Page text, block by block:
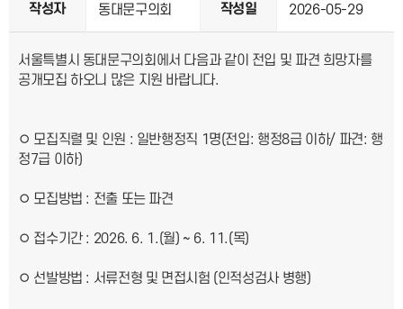
작성자 동대문구의회 작성일 2026-05-29
서울특별시 동대문구의회에서 다음과 같이 전입 및 파견 희망자를
공개모집 하오니 많은 지원 바랍니다.
◦ 모집직렬 및 인원 : 일반행정직 1명(전입: 행정8급 이하/ 파견: 행
정7급 이하)
◦ 모집방법 : 전출 또는 파견
◦ 접수기간 : 2026. 6. 1.(월) ~ 6. 11.(목)
◦ 선발방법 : 서류전형 및 면접시험 (인적성검사 병행)